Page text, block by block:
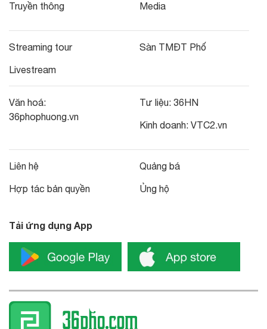
Truyền thông Media
Streaming tour
Livestream
Sàn TMĐT Phố
Văn hoá:
36phophuong.vn
Tư liệu: 36HN
Kinh doanh: VTC2.vn
Liên hệ
Hợp tác bản quyền
Quảng bá
Ủng hộ
Tải ứng dụng App